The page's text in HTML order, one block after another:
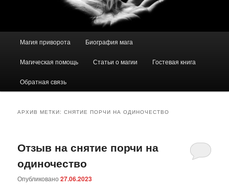
Магия приворота Биография мага
Магическая помощь Статьи о магии Гостевая книга
Обратная связь
АРХИВ МЕТКИ:СНЯТИЕ ПОРЧИ НА ОДИНОЧЕСТВО
Отзыв на снятие порчи на
одиночество
Опубликовано27.06.2023